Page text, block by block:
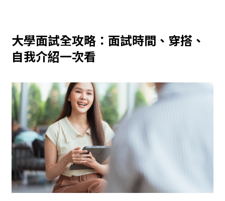
大學面試全攻略：面試時間、穿搭、
自我介紹一次看